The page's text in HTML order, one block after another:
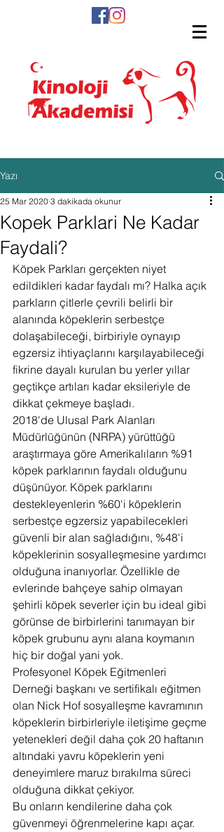
Yazı
Kopek Parklari Ne Kadar
Faydali?
25 Mar 2020 3 dakikada okunur
Köpek Parkları gerçekten niyet
edildikleri kadar faydalı mı? Halka açık
parkların çitlerle çevrili belirli bir
alanında köpeklerin serbestçe
dolaşabileceği, birbiriyle oynayıp
egzersiz ihtiyaçlarını karşılayabileceği
fikrine dayalı kurulan bu yerler yıllar
geçtikçe artıları kadar eksileriyle de
dikkat çekmeye başladı.
2018'de Ulusal Park Alanları
Müdürlüğünün (NRPA) yürüttüğü
araştırmaya göre Amerikalıların %91
köpek parklarının faydalı olduğunu
düşünüyor. Köpek parklarını
destekleyenlerin %60'i köpeklerin
serbestçe egzersiz yapabilecekleri
güvenli bir alan sağladığını, %48'i
köpeklerinin sosyalleşmesine yardımcı
olduğuna inanıyorlar. Özellikle de
evlerinde bahçeye sahip olmayan
şehirli köpek severler için bu ideal gibi
görünse de birbirlerini tanımayan bir
köpek grubunu aynı alana koymanın
hiç bir doğal yani yok.
Profesyonel Köpek Eğitmenleri
Derneği başkanı ve sertifikalı eğitmen
olan Nick Hof sosyalleşme kavramının
köpeklerin birbirleriyle iletişime geçme
yetenekleri değil daha çok 20 haftanın
altındaki yavru köpeklerin yeni
deneyimlere maruz bırakılma süreci
olduğuna dikkat çekiyor.
Bu onların kendilerine daha çok
güvenmeyi öğrenmelerine kapı açar.